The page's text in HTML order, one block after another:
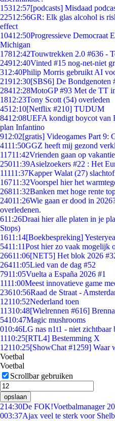
15312:57[podcasts] Misdaad
22512:56GR: Elk glas alcohol is
effect
10412:50Progressieve Democraat
Michigan
17812:42Touwtrekken 2.0 #636 -
24912:40Vinted #15 nog-net-niet
312:40Philip Morris gebruikt AI
21912:30[SBS6] De Bondgenoten
28412:28MotoGP #93 Met de TT
1812:23Tony Scott (54) overleden
4512:10[Netflix #210] TUDUM
8412:08UEFA kondigt boycot van
plan Infantino
912:02[gratis] Videogames Part 9:
4111:50GGZ heeft mij gezond
11711:42Vrienden gaan op
25011:39Asielzoekers #22 : Het
11111:37Kapper Walat (27)
16711:32Voorspel hier het
26811:32Banken met hoge rente
24011:26Wie gaan er dood in
overledenen.
611:26Draai hier alle platen in je
Stops)
1611:14[Boekbespreking]
5411:11Post hier zo vaak mogelijk
26611:06[NET5] Het blok 2026
26411:05Lied van de dag #52
7911:05Vuelta a España 2026 #1
1111:00Meest innovatieve game
23610:56Raad de Straat -
12110:52Nederland toen
11310:48[Wielrennen #616]
5410:47Magic mushrooms
010:46LG nas n1t1 - niet zichtbaar
1110:25[RTL4] Bestemming X
12110:25[ShowChat #1259] Waar
Voetbal
Voetbal
Scrollbar gebruiken
opslaan
214:30De FOK!Voetbalmanager
003:37Ajax veel te sterk voor